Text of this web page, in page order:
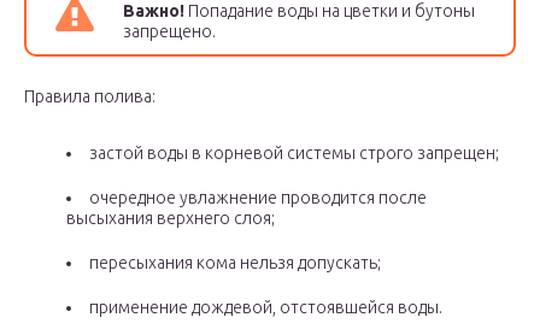
Важно! Попадание воды на цветки и бутоны
запрещено.
Правила полива:
застой воды в корневой системы строго запрещен;
очередное увлажнение проводится после
высыхания верхнего слоя;
пересыхания кома нельзя допускать;
применение дождевой, отстоявшейся воды.